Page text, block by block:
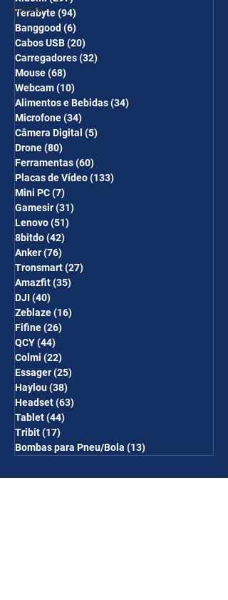
Gimbal
Terabyte(94)
Banggood (6)
Cabos USB(20)
Carregadores(32)
Mouse(68)
Webcam(10)
Alimentos e Bebidas(34)
Microfone(34)
Câmera Digital (5)
Drone(80)
Ferramentas(60)
Placas de Vídeo(133)
Mini PC(7)
Gamesir(31)
Lenovo(51)
8bitdo(42)
Anker(76)
Tronsmart(27)
Amazfit(35)
DJI (40)
Zeblaze(16)
Fifine(26)
QCY(44)
Colmi (22)
Essager(25)
Haylou(38)
Headset(63)
Tablet(44)
Tribit(17)
Bombas para Pneu/Bola (13)